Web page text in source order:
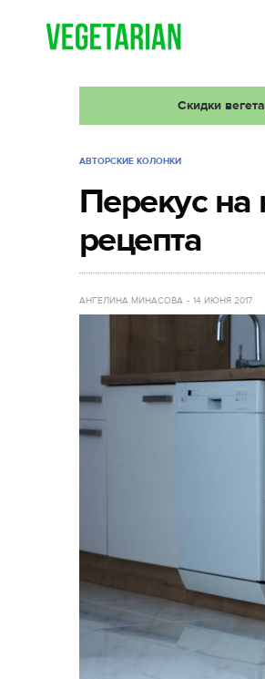
Скидки
АВТОРСКИЕ КОЛОНКИ
Перекус на
рецепта
АНГЕЛИНА МИНАСОВА 14 ИЮНЯ 2017